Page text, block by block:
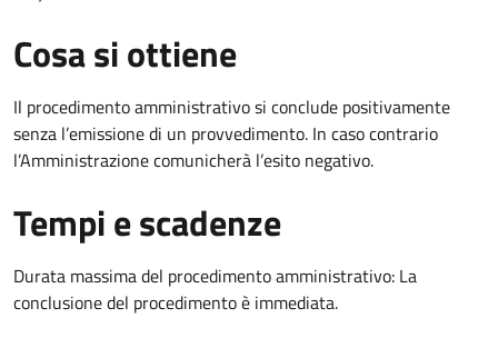
Cosa si ottiene
Il procedimento amministrativo si conclude positivamente
senza l’emissione di un provvedimento. In caso contrario
l’Amministrazione comunicherà l’esito negativo.
Tempi e scadenze
Durata massima del procedimento amministrativo: La
conclusione del procedimento è immediata.